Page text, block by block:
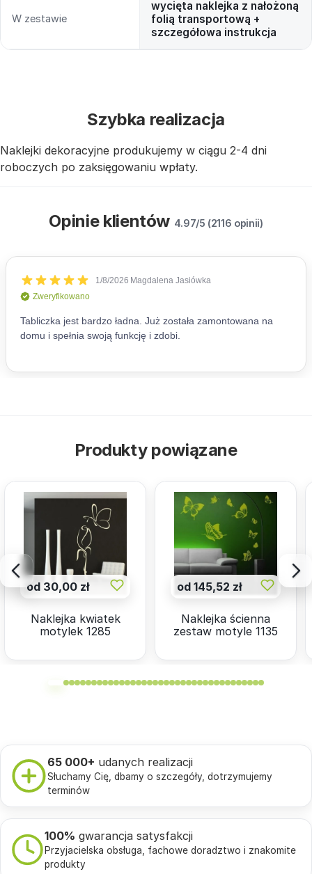
W zestawie
wycięta naklejka z nałożoną
folią transportową +
szczegółowa instrukcja
Szybka realizacja
Naklejki dekoracyjne produkujemy w ciągu 2-4 dni
roboczych po zaksięgowaniu wpłaty.
Opinie klientów 4.97/5 (2116 opinii)
Produkty powiązane
od 30,00 zł
Naklejka kwiatek
motylek 1285
od 145,52 zł
Naklejka ścienna
zestaw motyle 1135
65 000+ udanych realizacji
Słuchamy Cię, dbamy o szczegóły, dotrzymujemy
terminów
100% gwarancja satysfakcji
Przyjacielska obsługa, fachowe doradztwo i znakomite
produkty